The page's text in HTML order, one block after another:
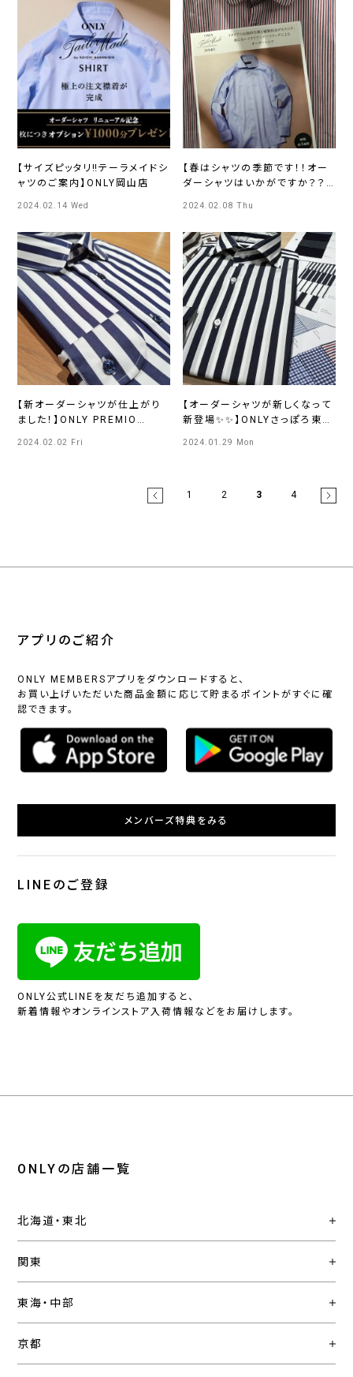
【サイズピッタリ‼テーラメイドシ
ャツのご案内】ONLY岡山店
2024.02.14 Wed
【春はシャツの季節です！！オー
ダーシャツはいかがですか？？】
2024.02.08 Thu
【新オーダーシャツが仕上がり
ました！】ONLY PREMIO
2024.02.02 Fri
【オーダーシャツが新しくなって
新登場✨✨】ONLYさっぽろ東急
2024.01.29 Mon
1 2 3 4
アプリのご紹介
ONLY MEMBERSアプリをダウンロードすると、
お買い上げいただいた商品金額に応じて貯まるポイントがすぐに確
認できます。
メンバーズ特典をみる
LINEのご登録
ONLY公式LINEを友だち追加すると、
新着情報やオンラインストア入荷情報などをお届けします。
ONLYの店舗一覧
北海道・東北
関東
東海・中部
京都